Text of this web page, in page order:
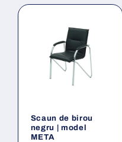
Scaun de birou
negru | model
META